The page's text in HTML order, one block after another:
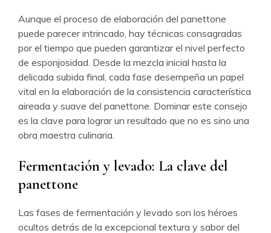
Aunque el proceso de elaboración del panettone
puede parecer intrincado, hay técnicas consagradas
por el tiempo que pueden garantizar el nivel perfecto
de esponjosidad. Desde la mezcla inicial hasta la
delicada subida final, cada fase desempeña un papel
vital en la elaboración de la consistencia característica
aireada y suave del panettone. Dominar este consejo
es la clave para lograr un resultado que no es sino una
obra maestra culinaria.
Fermentación y levado: La clave del
panettone
Las fases de fermentación y levado son los héroes
ocultos detrás de la excepcional textura y sabor del